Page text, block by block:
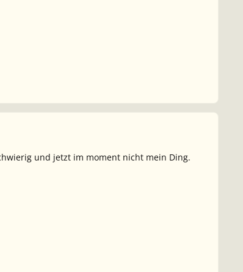
und jetzt im moment nicht mein Ding.